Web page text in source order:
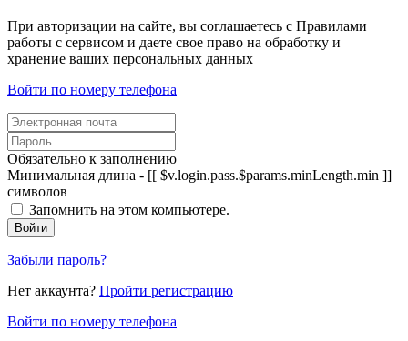
При авторизации на сайте, вы соглашаетесь с Правилами
работы с сервисом и даете свое право на обработку и
хранение ваших персональных данных
Войти по номеру телефона
Обязательно к заполнению
Минимальная длина - [[ $v.login.pass.$params.minLength.min ]]
символов
Запомнить на этом компьютере.
Войти
Забыли пароль?
Нет аккаунта? Пройти регистрацию
Войти по номеру телефона